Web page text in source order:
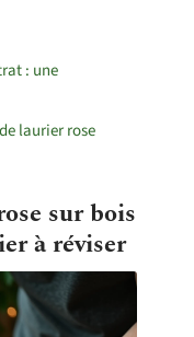
: une
laurier rose
sur bois
à réviser